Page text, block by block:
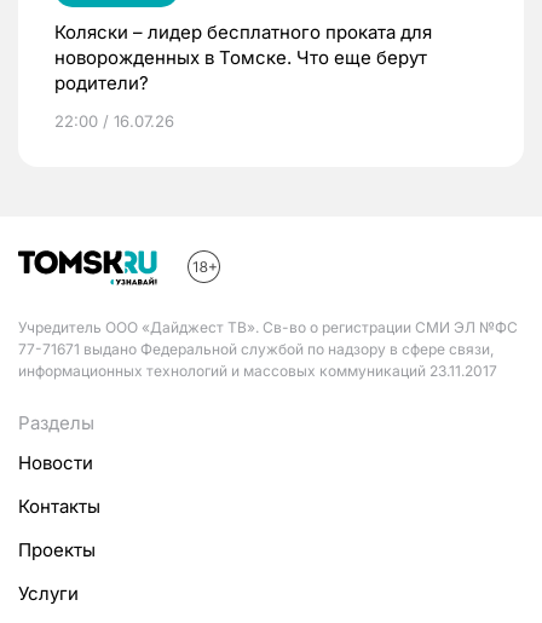
Коляски – лидер бесплатного проката для
новорожденных в Томске. Что еще берут
родители?
22:00 / 16.07.26
Учредитель ООО «Дайджест ТВ». Св-во о регистрации СМИ ЭЛ №ФС
77-71671 выдано Федеральной службой по надзору в сфере связи,
информационных технологий и массовых коммуникаций 23.11.2017
Разделы
Новости
Контакты
Проекты
Услуги